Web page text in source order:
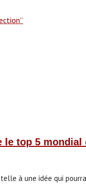
top 5
à une idée qui